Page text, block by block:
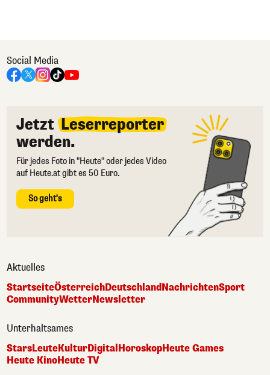
Social Media
Jetzt Leserreporter
werden.
Für jedes Foto in "Heute" oder jedes Video
auf Heute.at gibt es 50 Euro.
So geht's
Aktuelles
StartseiteÖsterreichDeutschlandNachrichtenSport
CommunityWetterNewsletter
Unterhaltsames
StarsLeuteKulturDigital HoroskopHeute Games
Heute KinoHeute TV